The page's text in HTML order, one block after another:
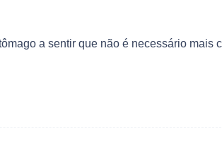
a sentir que não é necessário mais